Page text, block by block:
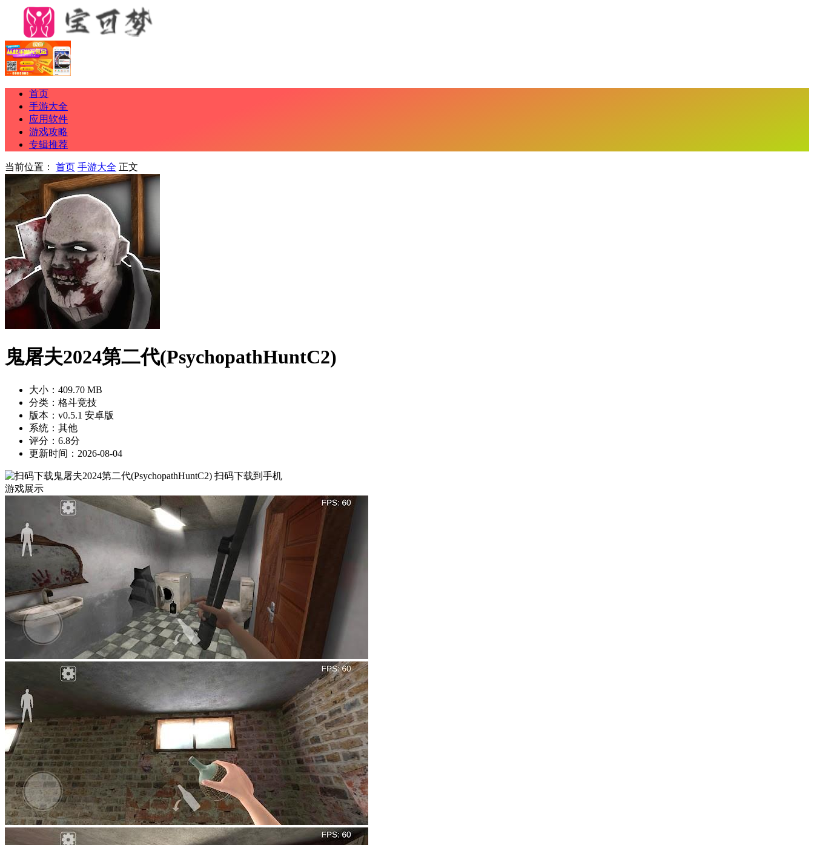
首页
手游大全
应用软件
游戏攻略
专辑推荐
当前位置： 首页 手游大全 正文
鬼屠夫2024第二代(PsychopathHuntC2)
大小：409.70 MB
分类：格斗竞技
版本：v0.5.1 安卓版
系统：其他
评分：6.8分
更新时间：2026-08-04
扫码下载到手机
游戏展示